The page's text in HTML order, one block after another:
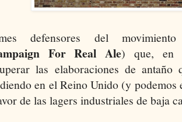
defensores del
For Real Ale) que, en
las elaboraciones de
en el Reino Unido (y
de las lagers industriales de baja